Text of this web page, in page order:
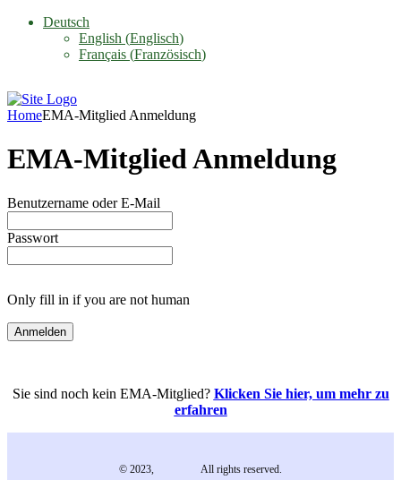
Deutsch
English (Englisch)
Français (Französisch)
HomeEMA-Mitglied Anmeldung
EMA-Mitglied Anmeldung
Benutzername oder E-Mail
Passwort
Only fill in if you are not human
Sie sind noch kein EMA-Mitglied? Klicken Sie hier, um mehr zu
erfahren
© 2023, All rights reserved.